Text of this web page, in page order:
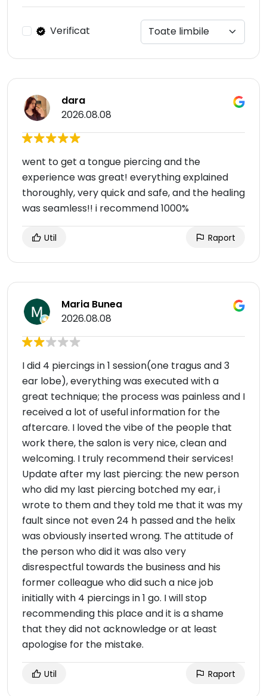
Verificat
dara
2026.08.08
went to get a tongue piercing and the
experience was great! everything explained
thoroughly, very quick and safe, and the healing
was seamless!! i recommend 1000%
Util Raport
Maria Bunea
2026.08.08
I did 4 piercings in 1 session(one tragus and 3
ear lobe), everything was executed with a
great technique; the process was painless and I
received a lot of useful information for the
aftercare. I loved the vibe of the people that
work there, the salon is very nice, clean and
welcoming. I truly recommend their services!
Update after my last piercing: the new person
who did my last piercing botched my ear, i
wrote to them and they told me that it was my
fault since not even 24 h passed and the helix
was obviously inserted wrong. The attitude of
the person who did it was also very
disrespectful towards the business and his
former colleague who did such a nice job
initially with 4 piercings in 1 go. I will stop
recommending this place and it is a shame
that they did not acknowledge or at least
apologise for the mistake.
Util Raport